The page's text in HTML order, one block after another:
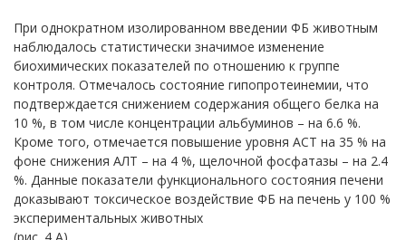
При однократном изолированном введении ФБ животным
наблюдалось статистически значимое изменение
биохимических показателей по отношению к группе
контроля. Отмечалось состояние гипопротеинемии, что
подтверждается снижением содержания общего белка на
10 %, в том числе концентрации альбуминов – на 6.6 %.
Кроме того, отмечается повышение уровня АСТ на 35 % на
фоне снижения АЛТ – на 4 %, щелочной фосфатазы – на 2.4
%. Данные показатели функционального состояния печени
доказывают токсическое воздействие ФБ на печень у 100 %
экспериментальных животных